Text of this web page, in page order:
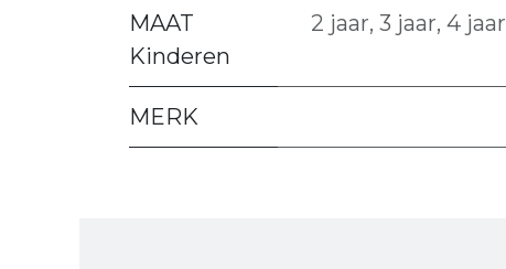
MAAT
Kinderen
2 jaar, 3 jaar, 4 jaar
MERK